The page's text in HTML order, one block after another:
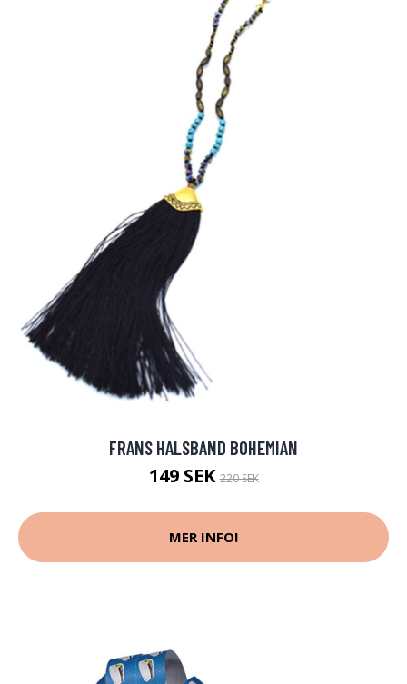
FRANS HALSBAND BOHEMIAN
149 SEK220 SEK
MER INFO!